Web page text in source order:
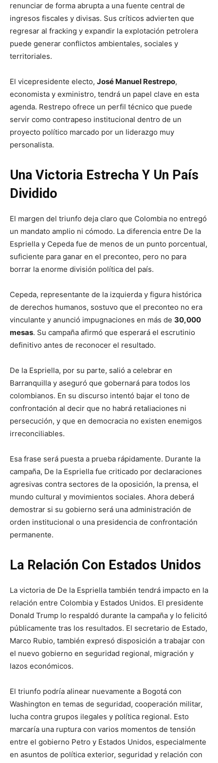
renunciar de forma abrupta a una fuente central de
ingresos fiscales y divisas. Sus críticos advierten que
regresar al fracking y expandir la explotación petrolera
puede generar conflictos ambientales, sociales y
territoriales.
El vicepresidente electo, José Manuel Restrepo,
economista y exministro, tendrá un papel clave en esta
agenda. Restrepo ofrece un perfil técnico que puede
servir como contrapeso institucional dentro de un
proyecto político marcado por un liderazgo muy
personalista.
Una Victoria Estrecha Y Un País
Dividido
El margen del triunfo deja claro que Colombia no entregó
un mandato amplio ni cómodo. La diferencia entre De la
Espriella y Cepeda fue de menos de un punto porcentual,
suficiente para ganar en el preconteo, pero no para
borrar la enorme división política del país.
Cepeda, representante de la izquierda y figura histórica
de derechos humanos, sostuvo que el preconteo no era
vinculante y anunció impugnaciones en más de 30,000
mesas. Su campaña afirmó que esperará el escrutinio
definitivo antes de reconocer el resultado.
De la Espriella, por su parte, salió a celebrar en
Barranquilla y aseguró que gobernará para todos los
colombianos. En su discurso intentó bajar el tono de
confrontación al decir que no habrá retaliaciones ni
persecución, y que en democracia no existen enemigos
irreconciliables.
Esa frase será puesta a prueba rápidamente. Durante la
campaña, De la Espriella fue criticado por declaraciones
agresivas contra sectores de la oposición, la prensa, el
mundo cultural y movimientos sociales. Ahora deberá
demostrar si su gobierno será una administración de
orden institucional o una presidencia de confrontación
permanente.
La Relación Con Estados Unidos
La victoria de De la Espriella también tendrá impacto en la
relación entre Colombia y Estados Unidos. El presidente
Donald Trump lo respaldó durante la campaña y lo felicitó
públicamente tras los resultados. El secretario de Estado,
Marco Rubio, también expresó disposición a trabajar con
el nuevo gobierno en seguridad regional, migración y
lazos económicos.
El triunfo podría alinear nuevamente a Bogotá con
Washington en temas de seguridad, cooperación militar,
lucha contra grupos ilegales y política regional. Esto
marcaría una ruptura con varios momentos de tensión
entre el gobierno Petro y Estados Unidos, especialmente
en asuntos de política exterior, seguridad y relación con